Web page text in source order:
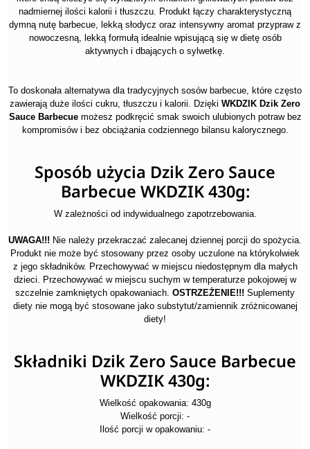
nadmiernej ilości kalorii i tłuszczu. Produkt łączy charakterystyczną
dymną nutę barbecue, lekką słodycz oraz intensywny aromat przypraw z
nowoczesną, lekką formułą idealnie wpisującą się w dietę osób
aktywnych i dbających o sylwetkę.
To doskonała alternatywa dla tradycyjnych sosów barbecue, które często
zawierają duże ilości cukru, tłuszczu i kalorii. Dzięki WKDZIK Dzik Zero
Sauce Barbecuemożesz podkręcić smak swoich ulubionych potraw bez
kompromisów i bez obciążania codziennego bilansu kalorycznego.
Sposób użycia Dzik Zero Sauce
Barbecue WKDZIK 430g:
W zależności od indywidualnego zapotrzebowania.
UWAGA!!! Nie należy przekraczać zalecanej dziennej porcji do spożycia.
Produkt nie może być stosowany przez osoby uczulone na którykolwiek
z jego składników. Przechowywać w miejscu niedostępnym dla małych
dzieci. Przechowywać w miejscu suchym w temperaturze pokojowej w
szczelnie zamkniętych opakowaniach. OSTRZEŻENIE!!! Suplementy
diety nie mogą być stosowane jako substytut/zamiennik zróżnicowanej
diety!
Składniki Dzik Zero Sauce Barbecue
WKDZIK 430g:
Wielkość opakowania: 430g
Wielkość porcji: -
Ilość porcji w opakowaniu: -